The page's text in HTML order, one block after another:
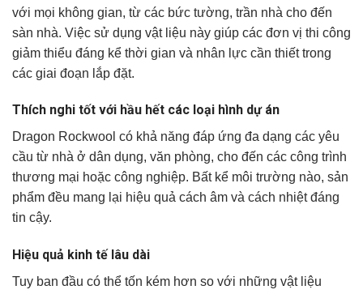
với mọi không gian, từ các bức tường, trần nhà cho đến
sàn nhà. Việc sử dụng vật liệu này giúp các đơn vị thi công
giảm thiểu đáng kể thời gian và nhân lực cần thiết trong
các giai đoạn lắp đặt.
Thích nghi tốt với hầu hết các loại hình dự án
Dragon Rockwool có khả năng đáp ứng đa dạng các yêu
cầu từ nhà ở dân dụng, văn phòng, cho đến các công trình
thương mại hoặc công nghiệp. Bất kể môi trường nào, sản
phẩm đều mang lại hiệu quả cách âm và cách nhiệt đáng
tin cậy.
Hiệu quả kinh tế lâu dài
Tuy ban đầu có thể tốn kém hơn so với những vật liệu